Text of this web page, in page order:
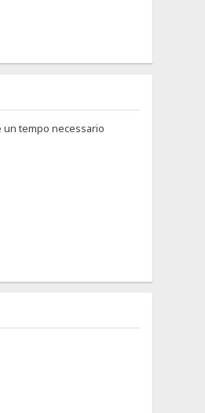
un tempo necessario